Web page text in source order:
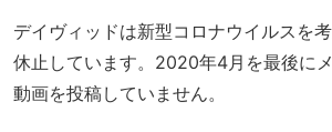
デイヴィッドは新型コロナウイルスを
休止しています。2020年4月を最後に
動画を投稿していません。